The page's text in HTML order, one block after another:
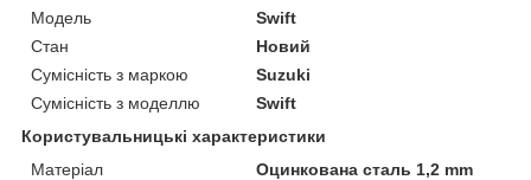
Модель
Swift
Стан
Новий
Сумісність з маркою
Suzuki
Сумісність з моделлю
Swift
Користувальницькі характеристики
Матеріал
Оцинкована сталь 1,2 mm